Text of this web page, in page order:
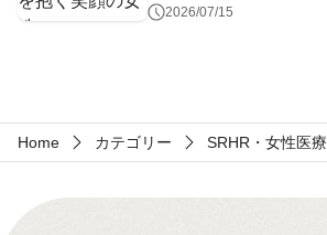
第1話2026/07/15
Home カテゴリー SRHR・女性医療